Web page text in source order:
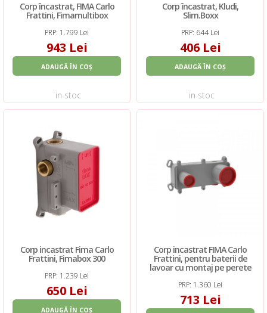
Corp încastrat, FIMA Carlo
Frattini, Fimamultibox
PRP: 1.799 Lei
943 Lei
ADAUGĂ ÎN COȘ
in stoc
Corp încastrat, Kludi,
Slim.Boxx
PRP: 644 Lei
406 Lei
ADAUGĂ ÎN COȘ
in stoc
Corp incastrat Fima Carlo
Frattini, Fimabox 300
PRP: 1.239 Lei
650 Lei
ADAUGĂ ÎN COȘ
Corp incastrat FIMA Carlo
Frattini, pentru baterii de
lavoar cu montaj pe perete
PRP: 1.360 Lei
713 Lei